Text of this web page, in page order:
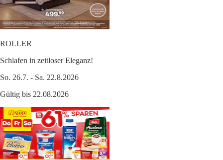
ROLLER
Schlafen in zeitloser Eleganz!
So. 26.7. - Sa. 22.8.2026
Gültig bis 22.08.2026